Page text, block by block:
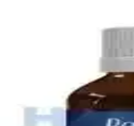
İlacı Seçimi: Güvenilir ve
hafifletmek için doğal ve güvenilir
Günlük Temizlik ve
ve ev kullanımı için etkili
İçin Ek Gıda Rehberi: Temel
gıda süreci, gelişimsel belirtiler ve hijyen